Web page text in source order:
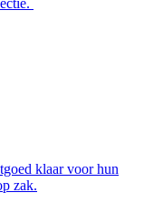
klaar voor hun
zak.